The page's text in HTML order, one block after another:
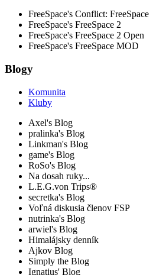
FreeSpace's Conflict: FreeSpace
FreeSpace's FreeSpace 2
FreeSpace's FreeSpace 2 Open
FreeSpace's FreeSpace MOD
Blogy
Komunita
Kluby
Axel's Blog
pralinka's Blog
Linkman's Blog
game's Blog
RoSo's Blog
Na dosah ruky...
L.E.G.von Trips®
secretka's Blog
Voľná diskusia členov FSP
nutrinka's Blog
arwiel's Blog
Himalájsky denník
Ajkov Blog
Simply the Blog
Ignatius' Blog